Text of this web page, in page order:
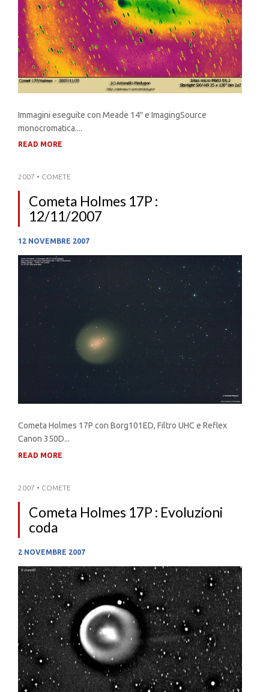
Immagini eseguite con Meade 14″ e ImagingSource
monocromatica....
READ MORE
2007 • COMETE
Cometa Holmes 17P :
12/11/2007
12 NOVEMBRE 2007
Cometa Holmes 17P con Borg101ED, Filtro UHC e Reflex
Canon 350D...
READ MORE
2007 • COMETE
Cometa Holmes 17P : Evoluzioni
coda
2 NOVEMBRE 2007